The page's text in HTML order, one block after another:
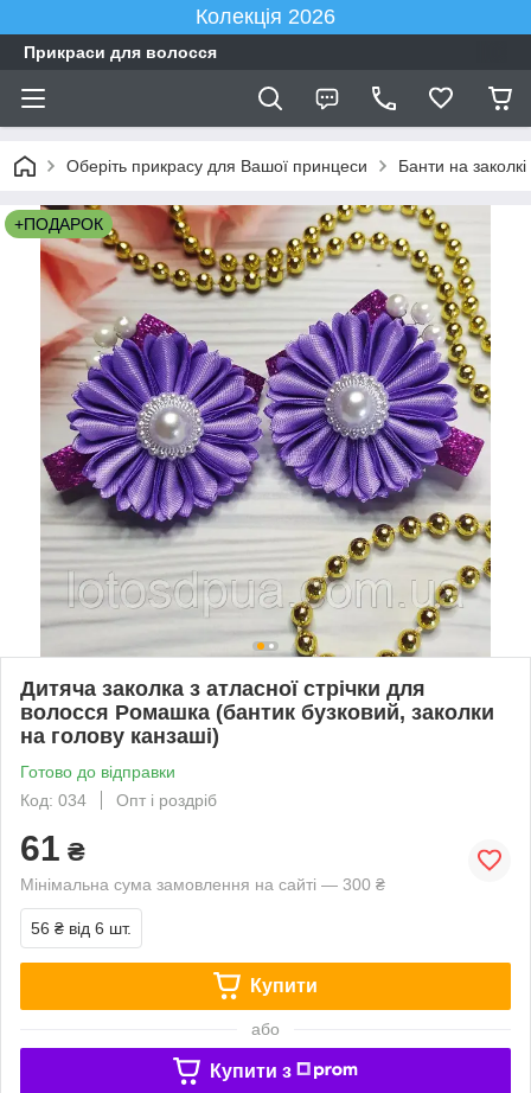
Колекція 2026
Прикраси для волосся
Оберіть прикрасу для Вашої принцеси Банти на заколкі
+ПОДАРОК
Дитяча заколка з атласної стрічки для
волосся Ромашка (бантик бузковий, заколки
на голову канзаші)
Готово до відправки
Код: 034
Опт і роздріб
61 ₴
Мінімальна сума замовлення на сайті — 300 ₴
56 ₴ від 6 шт.
Купити
або
Купити з